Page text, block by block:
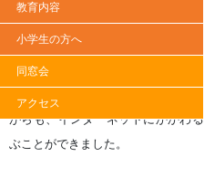
教育内容
小学生の方へ
同窓会
アクセス
４月１３日（月）に左京警察署
き、情報モラル教室を実施しまし
がらも、インターネットにかかわ
ぶことができました。